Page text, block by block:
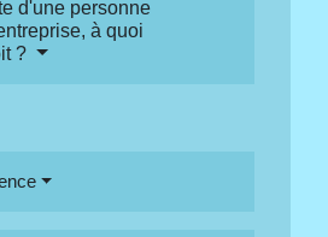
d'une personne
à quoi
?